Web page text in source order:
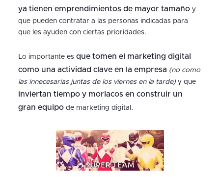
ya tienen emprendimientos de mayor tamañoy
que pueden contratar a las personas indicadas para
que les ayuden con ciertas prioridades.
Lo importante es que tomen el marketing digital
como una actividad clave en la empresa (no como
las innecesarias juntas de los viernes en la tarde)y que
inviertan tiempo y morlacos en construir un
gran equipode marketing digital.